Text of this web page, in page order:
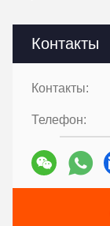
Контакты
Контакты:
Телефон: